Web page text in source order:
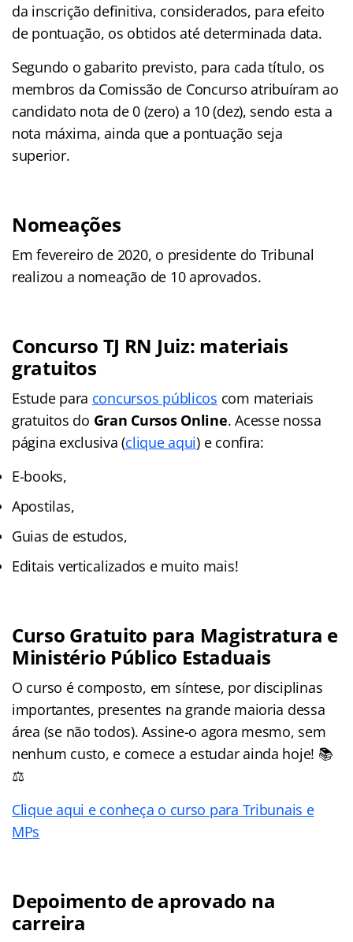
da inscrição definitiva, considerados, para efeito
de pontuação, os obtidos até determinada data.
Segundo o gabarito previsto, para cada título, os
membros da Comissão de Concurso atribuíram ao
candidato nota de 0 (zero) a 10 (dez), sendo esta a
nota máxima, ainda que a pontuação seja
superior.
Nomeações
Em fevereiro de 2020, o presidente do Tribunal
realizou a nomeação de 10 aprovados.
Concurso TJ RN Juiz: materiais
gratuitos
Estude para concursos públicos com materiais
gratuitos do Gran Cursos Online. Acesse nossa
página exclusiva (clique aqui) e confira:
E-books,
Apostilas,
Guias de estudos,
Editais verticalizados e muito mais!
Curso Gratuito para Magistratura e
Ministério Público Estaduais
O curso é composto, em síntese, por disciplinas
importantes, presentes na grande maioria dessa
área (se não todos). Assine-o agora mesmo, sem
nenhum custo, e comece a estudar ainda hoje! 📚
⚖️
Clique aqui e conheça o curso para Tribunais e
MPs
Depoimento de aprovado na
carreira